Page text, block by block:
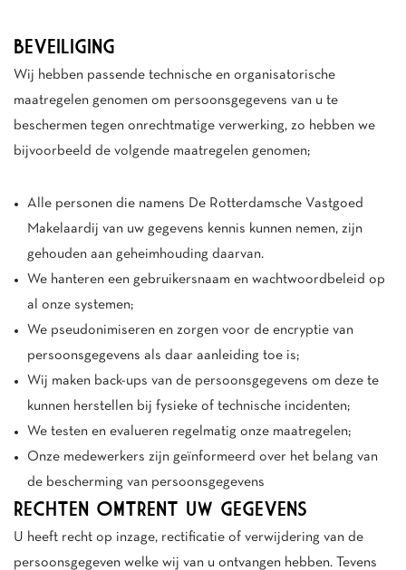
BEVEILIGING
Wij hebben passende technische en organisatorische
maatregelen genomen om persoonsgegevens van u te
beschermen tegen onrechtmatige verwerking, zo hebben we
bijvoorbeeld de volgende maatregelen genomen;
Alle personen die namens De Rotterdamsche Vastgoed
Makelaardij van uw gegevens kennis kunnen nemen, zijn
gehouden aan geheimhouding daarvan.
We hanteren een gebruikersnaam en wachtwoordbeleid op
al onze systemen;
We pseudonimiseren en zorgen voor de encryptie van
persoonsgegevens als daar aanleiding toe is;
Wij maken back-ups van de persoonsgegevens om deze te
kunnen herstellen bij fysieke of technische incidenten;
We testen en evalueren regelmatig onze maatregelen;
Onze medewerkers zijn geïnformeerd over het belang van
de bescherming van persoonsgegevens
RECHTEN OMTRENT UW GEGEVENS
U heeft recht op inzage, rectificatie of verwijdering van de
persoonsgegeven welke wij van u ontvangen hebben. Tevens